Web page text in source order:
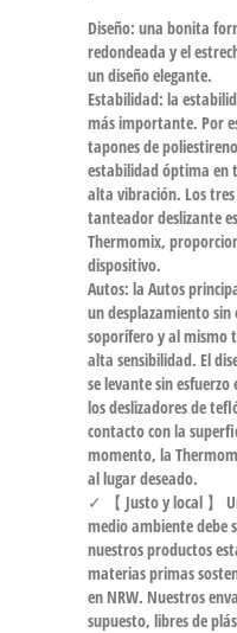
Diseño: una bonita
redondeada y el
un diseño elegante.
Estabilidad: la
más importante. Por
tapones de
estabilidad óptima en
alta vibración. Los
tanteador deslizante
Thermomix,
dispositivo.
Autos: la Autos
un desplazamiento sin
soporífero y al mismo
alta sensibilidad. El
se levante sin
los deslizadores de
contacto con la
momento, la
al lugar deseado.
✓ 【 Justo y local 】
medio ambiente debe
nuestros productos
materias primas
en NRW. Nuestros
supuesto, libres de